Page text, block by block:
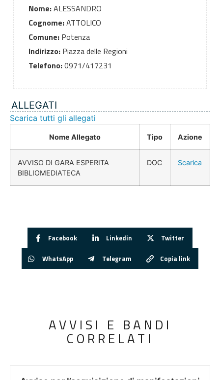
Nome:ALESSANDRO
Cognome:ATTOLICO
Comune:Potenza
Indirizzo:Piazza delle Regioni
Telefono:0971/417231
ALLEGATI
Scarica tutti gli allegati
Nome Allegato Tipo Azione
AVVISO DI GARA ESPERITA
BIBLIOMEDIATECA
DOC Scarica
Facebook Linkedin Twitter
WhatsApp Telegram Copia link
AVVISI E BANDI
CORRELATI